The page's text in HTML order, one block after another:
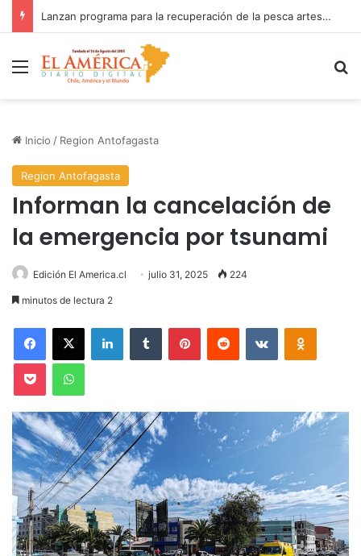
Fiscalía investiga accidente con resultado de muerte en faena minera
Menú
Inicio / Region Antofagasta
Region Antofagasta
Informan la cancelación de
la emergencia por tsunami
Edición El America.cl julio 31, 2025 224
minutos de lectura 2
Facebook
X LinkedInTumblr PinterestReddit VKontakte
Pocket WhatsApp